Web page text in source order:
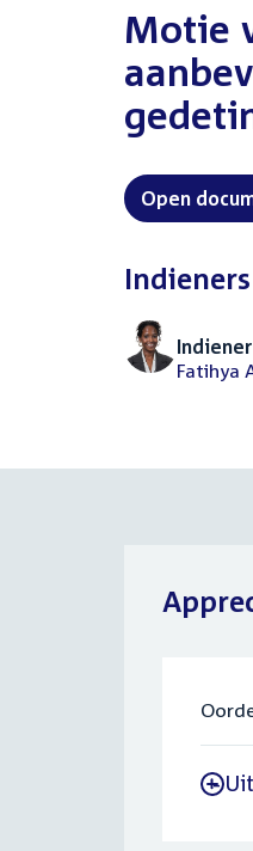
:Motie
Open
Indieners
Indiener
Fatihya
-